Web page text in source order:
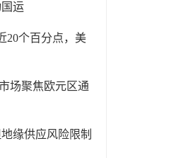
运
20个百分点，美
场聚焦欧元区通
缘供应风险限制